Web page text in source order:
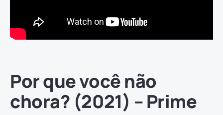
Por que você não
chora? (2021) – Prime